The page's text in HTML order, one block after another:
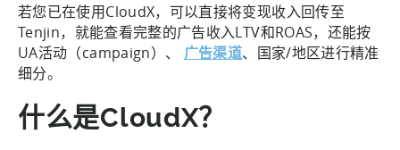
若您已在使用CloudX，可以直接将变现收入回传至
Tenjin，就能查看完整的广告收入LTV和ROAS，还能按
UA活动（campaign）、 广告渠道、国家/地区进行精准
细分。
什么是CloudX？